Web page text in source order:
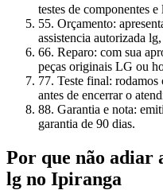
testes de componentes
55. Orçamento:
assistencia autorizada
66. Reparo: com sua
peças originais LG ou
77. Teste final: rodamos
antes de encerrar o
88. Garantia e nota:
garantia de 90 dias.
Por que não adiar
lg no Ipiranga